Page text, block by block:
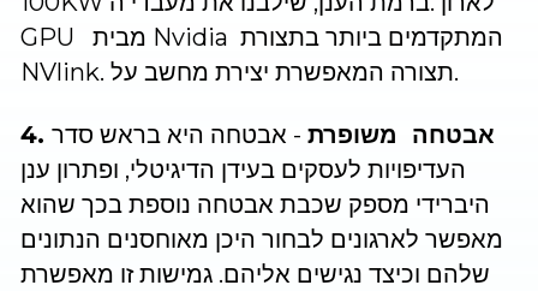
GPU מבית Nvidia המתקדמים ביותר בתצורת
NVlink. תצורה המאפשרת יצירת מחשב על.
4. אבטחה משופרת - אבטחה היא בראש סדר
העדיפויות לעסקים בעידן הדיגיטלי, ופתרון ענן
היברידי מספק שכבת אבטחה נוספת בכך שהוא
מאפשר לארגונים לבחור היכן מאוחסנים הנתונים
שלהם וכיצד נגישים אליהם. גמישות זו מאפשרת